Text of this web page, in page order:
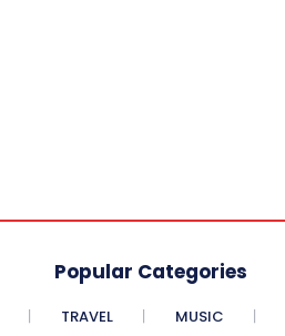
Popular Categories
TRAVEL MUSIC